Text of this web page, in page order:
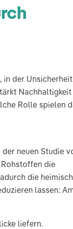
in der
Rolle spielen
neuen Studie
die
die
lassen:
liefern.